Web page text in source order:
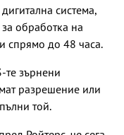
система,
обработка на
спрямо до 48 часа.
те зърнени
разрешение или
той.